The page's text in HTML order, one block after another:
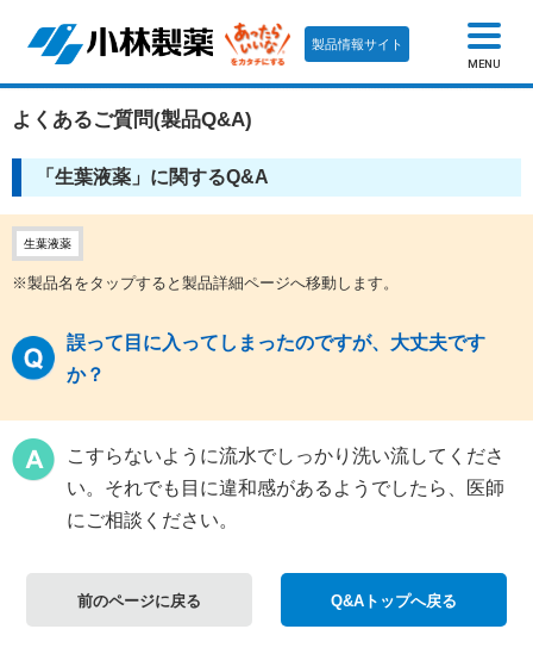
製品情報サイト
MENU
よくあるご質問(製品Q&A)
「生葉液薬」に関するQ&A
生葉液薬
※製品名をタップすると製品詳細ページへ移動します。
誤って目に入ってしまったのですが、大丈夫です
か？
こすらないように流水でしっかり洗い流してくださ
い。それでも目に違和感があるようでしたら、医師
にご相談ください。
前のページに戻る Q&Aトップへ戻る